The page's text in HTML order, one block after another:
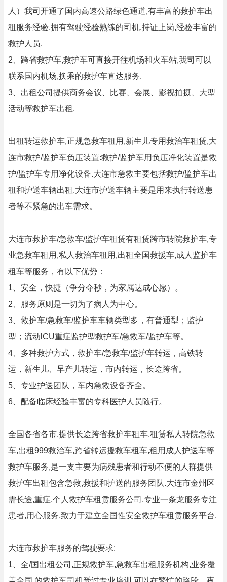
人）我司开通了国内高速公路绿色通道,有丰富的救护车出
租服务经验.拥有驾驶经验熟练的司机,持证上岗,经验丰富的
救护人员.
2、跨省救护车,救护车可直接开往机场和火车站,我司可以
联系国内机场,换乘的救护车直达服务.
3、出租公司提供商务会议、比赛、会展、影视拍摄、大型
活动等救护车出租.
出租转运救护车,正规急救车租用,新生儿专用救治车租赁,大
连市救护/监护车负压装置:救护/监护车用负压净化装置是救
护/监护车专用净化设备.大连市急救主要包括救护/监护车出
租和护送车辆出租.大连市护送车辆主要是用来执行转送患
者等不紧急的出车需求。
大连市救护车/急救车/监护车租赁有租赁跨市转院救护车,专
业急救车租用,私人救治车租用,出租全国救援车,成人监护车
租车等服务，有以下优势：
1、安全，快捷（争分夺秒，为家属达成心愿）。
2、服务原则是一切为了病人为中心。
3、救护车/急救车/监护车车辆类型多，有普通型；监护
型；流动lCU重症监护型救护车/急救车/监护车等。
4、多种救护方式，救护车/急救车/监护车转运，高铁转
运，新生儿、早产儿转运，市内转运，长途跨省。
5、专业护送团队，车内急救设备齐全。
6、配备临床经验丰富的专科医护人员随行。
全国各省各市,提供长途跨省救护车租车,租赁私人转院急救
车,出租999救治车,跨省转运援救车租车,租用成人护送车等
救护车服务,是一支主要为病残患者和行动不便的人群提供
救护车出租包含急救,救援和护送的服务团队.大连市金州区
需长途,重症,个人救护车租赁服务公司,专业一条龙服务专注
患者,用心服务.致力于建立全国性安全救护车租赁服务平台.
大连市救护车服务的驾驶要求:
1、全/国出租公司,正规救护车,急救车出租服务机构,业务覆